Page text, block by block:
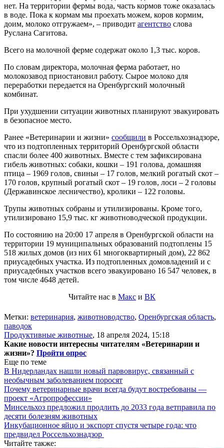
нет. На территории фермы вода, часть кормов тоже оказалась
в воде. Пока к кормам мы проехать можем, коров кормим,
доим, молоко отгружаем», – приводит агентство слова
Руслана Сагитова.
Всего на молочной ферме содержат около 1,3 тыс. коров.
По словам директора, молочная ферма работает, но
молокозавод приостановил работу. Сырое молоко для
переработки передается на Оренбургский молочный
комбинат.
При ухудшении ситуации животных планируют эвакуировать
в безопасное место.
Ранее «Ветеринарии и жизни» сообщили в Россельхознадзоре,
что из подтопленных территорий Оренбургской области
спасли более 400 животных. Вместе с тем зафиксирована
гибель животных: собаки, кошки – 191 голова, домашняя
птица – 1969 голов, свиньи – 17 голов, мелкий рогатый скот –
170 голов, крупный рогатый скот – 19 голов, лоси – 2 головы
(Державинское лесничество), кролики – 122 головы.
Трупы животных собраны и утилизированы. Кроме того,
утилизировано 15,9 тыс. кг животноводческой продукции.
По состоянию на 20:00 17 апреля в Оренбургской области на
территории 19 муниципальных образований подтоплены 15
518 жилых домов (из них 61 многоквартирный дом), 22 862
приусадебных участка. Из подтопленных домовладений и с
приусадебных участков всего эвакуировано 16 547 человек, в
том числе 4648 детей.
Читайте нас в Макс и ВК
Метки: ветеринария, животноводство, Оренбургская область,
паводок
Продуктивные животные, 18 апреля 2024, 15:18
Какие новости интересны читателям «Ветеринарии и
жизни»? Пройти опрос
Еще по теме
В Нидерландах нашли новый парвовирус, связанный с
необычным заболеванием поросят
Почему ветеринарные врачи всегда будут востребованы —
проект «Агропрофессии»
Минсельхоз предложил продлить до 2033 года ветправила по
десяти болезням животных
Инкубационное яйцо и экспорт спустя четыре года: что
предвидел Россельхознадзор
Читайте также: